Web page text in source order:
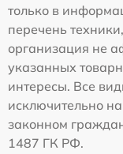
только в
перечень
организация не
указанных
интересы. Все
исключительно
законном
1487 ГК РФ.